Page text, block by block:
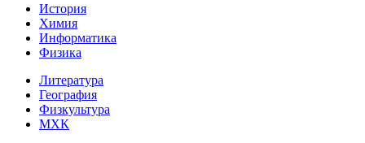
История
Химия
Информатика
Физика
Литература
География
Физкультура
МХК